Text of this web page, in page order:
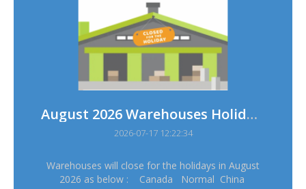
August 2026 Warehouses Holidays
2026-07-17 12:22:34
Warehouses will close for the holidays in August
2026 as below : Canada Normal China